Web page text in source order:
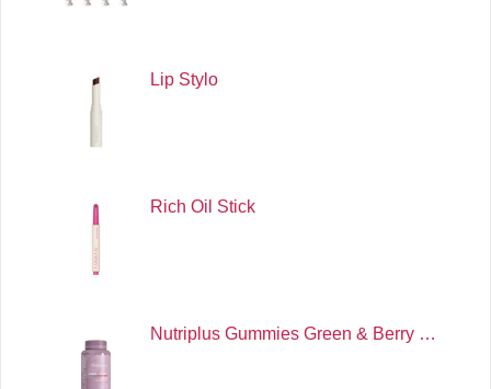
Lip Stylo
Rich Oil Stick
Nutriplus Gummies Green & Berry …